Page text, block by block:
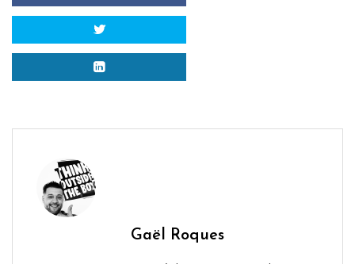
Gaël Roques